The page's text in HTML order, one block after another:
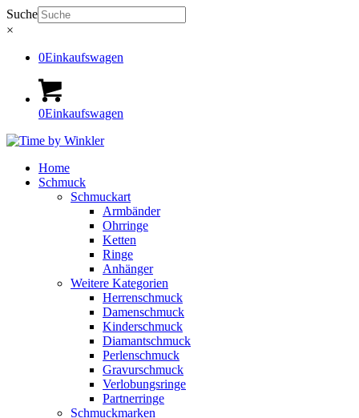
Suche
×
0Einkaufswagen
0Einkaufswagen
Home
Schmuck
Schmuckart
Armbänder
Ohrringe
Ketten
Ringe
Anhänger
Weitere Kategorien
Herrenschmuck
Damenschmuck
Kinderschmuck
Diamantschmuck
Perlenschmuck
Gravurschmuck
Verlobungsringe
Partnerringe
Schmuckmarken